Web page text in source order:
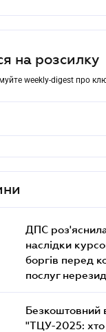
на розсилку
weekly-digest про
ДПС
наслідки
боргів перед
послуг
Безкоштовний
"ТЦУ-2025: хто